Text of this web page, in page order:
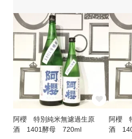
阿櫻 特別純米無濾過生原
酒 1401酵母 720ml
阿櫻
酒